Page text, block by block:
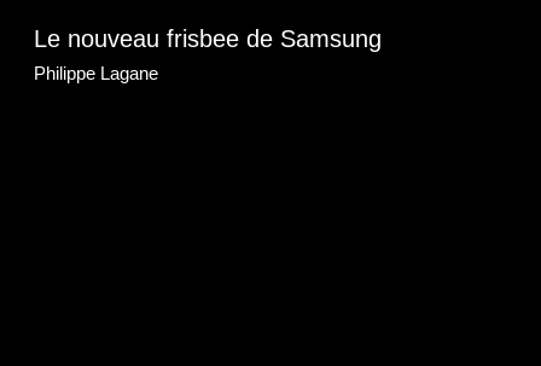
Le nouveau frisbee de Samsung
Philippe Lagane